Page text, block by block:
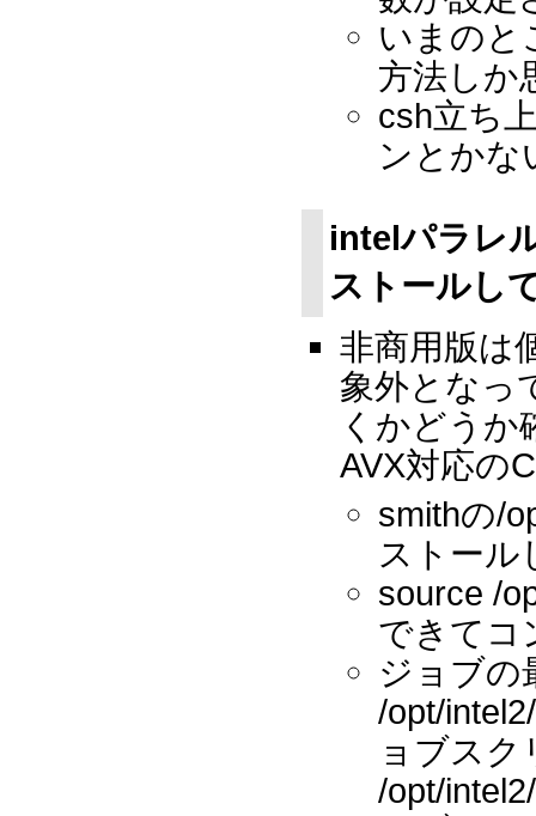
いまのと
方法しか
csh立ち
ンとかな
intelパラレ
ストールし
非商用版は
象外となっ
くかどうか
AVX対応の
smithの/
ストール
source /
できてコ
ジョブの
/opt/
ョブス
/opt/